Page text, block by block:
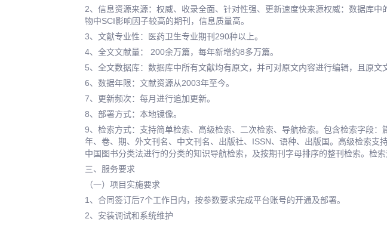
2、信息资源来源：权威、收录全面、针对性强、更新速度快来源权威：数据库中
物中SCI影响因子较高的期刊，信息质量高。
3、文献专业性：医药卫生专业期刊290种以上。
4、全文文献量： 200余万篇，每年新增约8多万篇。
5、全文数据库：数据库中所有文献均有原文，并可对原文内容进行编辑，且原文
6、数据年限：文献资源从2003年至今。
7、更新频次：每月进行追加更新。
8、部署方式：本地镜像。
9、检索方式：支持简单检索、高级检索、二次检索、导航检索。包含检索字段：
年、卷、期、外文刊名、中文刊名、出版社、ISSN、语种、出版国。高级检索支
中国图书分类法进行的分类的知识导航检索，及按期刊字母排序的整刊检索。检索
三、服务要求
（一）项目实施要求
1、合同签订后7个工作日内，按参数要求完成平台账号的开通及部署。
2、安装调试和系统维护